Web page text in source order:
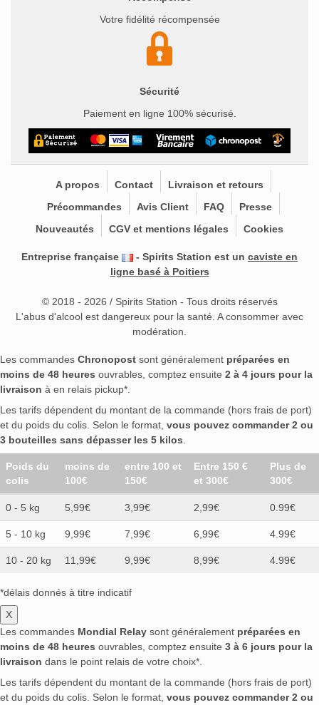
Votre fidélité récompensée
Sécurité
Paiement en ligne 100% sécurisé.
A propos Contact
Livraison et retours
Précommandes
Avis Client FAQ
Presse
Nouveautés
CGV et mentions légales Cookies
Entreprise française - Spirits Station est un caviste en
ligne basé à Poitiers
© 2018 - 2026 / Spirits Station - Tous droits réservés
L'abus d'alcool est dangereux pour la santé. A consommer avec
modération.
Les commandes Chronopost sont généralement préparées en
moins de 48 heures ouvrables, comptez ensuite 2 à 4 jours pour la
livraison à en relais pickup*.
Les tarifs dépendent du montant de la commande (hors frais de port)
et du poids du colis. Selon le format, vous pouvez commander 2 ou
3 bouteilles sans dépasser les 5 kilos
Poids du
colis
moins de
100€
entre 100 et
150€
Entre 150 €
et 300€
Plus de
300€
0 - 5 kg 5,99€ 3,99€ 2,99€ 0.99€
5 - 10 kg 9,99€ 7,99€ 6,99€ 4.99€
10 - 20 kg 11,99€ 9,99€ 8,99€ 4.99€
*délais donnés à titre indicatif
X
Les commandes Mondial Relay sont généralement préparées en
moins de 48 heures ouvrables, comptez ensuite 3 à 6 jours pour la
livraison dans le point relais de votre choix*.
Les tarifs dépendent du montant de la commande (hors frais de port)
et du poids du colis. Selon le format, vous pouvez commander 2 ou